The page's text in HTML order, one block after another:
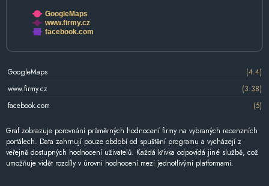
GoogleMaps
www.firmy.cz
facebook.com
GoogleMaps
(4.4)
www.firmy.cz
(3.38)
facebook.com
(5)
Graf zobrazuje porovnání průměrných hodnocení firmy na vybraných recenzních
portálech. Data zahrnují pouze období od spuštění programu a vycházejí z
veřejně dostupných hodnocení uživatelů. Každá křivka odpovídá jiné službě, což
umožňuje vidět rozdíly v úrovni hodnocení mezi jednotlivými platformami.